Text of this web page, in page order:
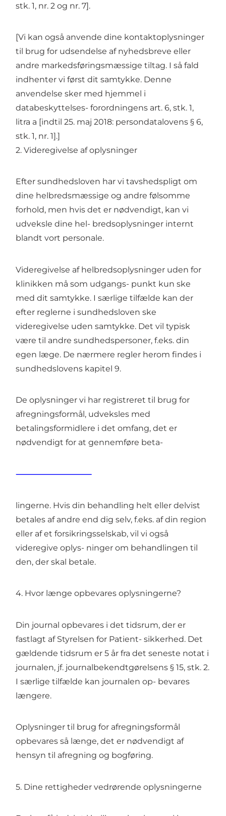
stk. 1, nr. 2 og nr. 7].
[Vi kan også anvende dine kontaktoplysninger
til brug for udsendelse af nyhedsbreve eller
andre markedsføringsmæssige tiltag. I så fald
indhenter vi først dit samtykke. Denne
anvendelse sker med hjemmel i
databeskyttelses- forordningens art. 6, stk. 1,
litra a [indtil 25. maj 2018: persondatalovens § 6,
stk. 1, nr. 1].]
2. Videregivelse af oplysninger
Efter sundhedsloven har vi tavshedspligt om
dine helbredsmæssige og andre følsomme
forhold, men hvis det er nødvendigt, kan vi
udveksle dine hel- bredsoplysninger internt
blandt vort personale.
Videregivelse af helbredsoplysninger uden for
klinikken må som udgangs- punkt kun ske
med dit samtykke. I særlige tilfælde kan der
efter reglerne i sundhedsloven ske
videregivelse uden samtykke. Det vil typisk
være til andre sundhedspersoner, f.eks. din
egen læge. De nærmere regler herom findes i
sundhedslovens kapitel 9.
De oplysninger vi har registreret til brug for
afregningsformål, udveksles med
betalingsformidlere i det omfang, det er
nødvendigt for at gennemføre beta-
lingerne. Hvis din behandling helt eller delvist
betales af andre end dig selv, f.eks. af din region
eller af et forsikringsselskab, vil vi også
videregive oplys- ninger om behandlingen til
den, der skal betale.
4. Hvor længe opbevares oplysningerne?
Din journal opbevares i det tidsrum, der er
fastlagt af Styrelsen for Patient- sikkerhed. Det
gældende tidsrum er 5 år fra det seneste notat i
journalen, jf. journalbekendtgørelsens § 15, stk. 2.
I særlige tilfælde kan journalen op- bevares
længere.
Oplysninger til brug for afregningsformål
opbevares så længe, det er nødvendigt af
hensyn til afregning og bogføring.
5. Dine rettigheder vedrørende oplysningerne